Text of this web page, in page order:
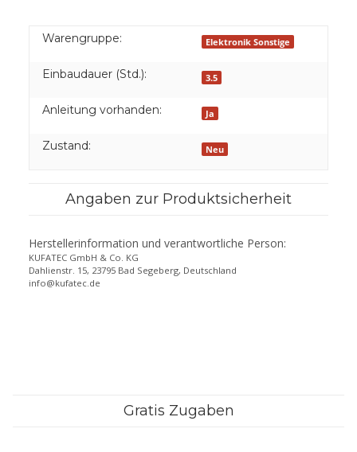
Warengruppe: Elektronik Sonstige
Einbaudauer (Std.): 3.5
Anleitung vorhanden: Ja
Zustand: Neu
Angaben zur Produktsicherheit
Herstellerinformation und verantwortliche Person:
KUFATEC GmbH & Co. KG
Dahlienstr. 15, 23795 Bad Segeberg, Deutschland
info@kufatec.de
Gratis Zugaben